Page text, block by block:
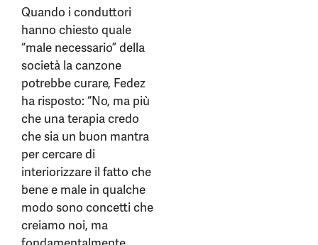
Quando i conduttori
hanno chiesto quale
“male necessario” della
società la canzone
potrebbe curare, Fedez
ha risposto: “No, ma più
che una terapia credo
che sia un buon mantra
per cercare di
interiorizzare il fatto che
bene e male in qualche
modo sono concetti che
creiamo noi, ma